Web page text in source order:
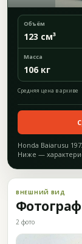
Объём
123 см³
Масса
106 кг
Средняя цена в архиве
Honda Baiarusu
Ниже —
ВНЕШНИЙ ВИД
2 фото